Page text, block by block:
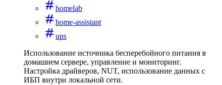
homelab
home-assistant
ups
Использование источника бесперебойного питания в
домашнем сервере, управление и мониторинг.
Настройка драйверов, NUT, использование данных с
ИБП внутри локальной сети.